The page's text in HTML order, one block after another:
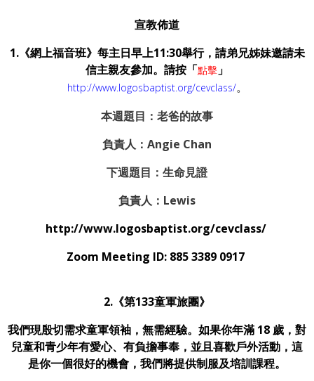
宣教佈道
1.《網上福音班》每主日早上11:30舉行，請弟兄姊妹邀請未
信主親友參加。請按「點擊 」
http://www.logosbaptist.org/cevclass/。
本週題目：老爸的故事
負責人：Angie Chan
下週題目：生命見證
負責人：Lewis
http://www.logosbaptist.org/cevclass/
Zoom Meeting ID: 885 3389 0917
2. 《第133童軍旅團》
我們現殷切需求童軍領袖，無需經驗。如果你年滿 18 歲，對
兒童和青少年有愛心、有負擔事奉，並且喜歡戶外活動，這
是你一個很好的機會，我們將提供制服及培訓課程。